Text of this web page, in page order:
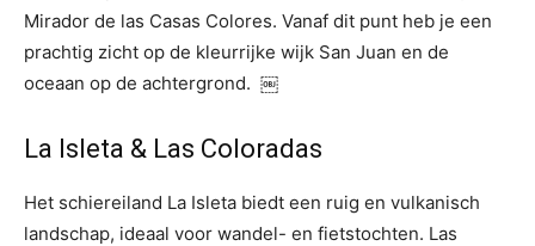
Mirador de las Casas Colores. Vanaf dit punt heb je een
prachtig zicht op de kleurrijke wijk San Juan en de
oceaan op de achtergrond. ￼
La Isleta & Las Coloradas
Het schiereiland La Isleta biedt een ruig en vulkanisch
landschap, ideaal voor wandel- en fietstochten. Las